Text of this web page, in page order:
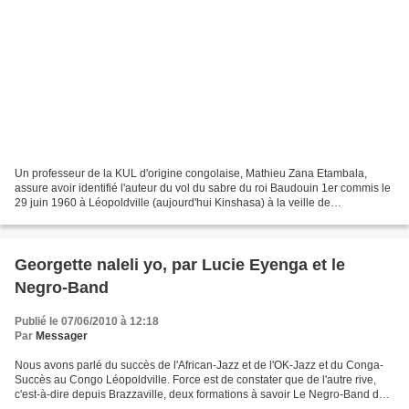
Un professeur de la KUL d'origine congolaise, Mathieu Zana Etambala,
assure avoir identifié l'auteur du vol du sabre du roi Baudouin 1er commis le
29 juin 1960 à Léopoldville (aujourd'hui Kinshasa) à la veille de
Georgette naleli yo, par Lucie Eyenga et le
Negro-Band
Publié le 07/06/2010 à 12:18
Par Messager
Nous avons parlé du succès de l'African-Jazz et de l'OK-Jazz et du Conga-
Succès au Congo Léopoldville. Force est de constater que de l'autre rive,
c'est-à-dire depuis Brazzaville, deux formations à savoir Le Negro-Band de